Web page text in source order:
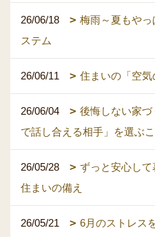
26/06/18
梅雨～夏もや
ステム
26/06/11 住まいの「空
26/06/04
後悔しない家づ
で話し合える相手」を選ぶ
26/05/28
ずっと安心し
住まいの備え
26/05/21
6月のストレス